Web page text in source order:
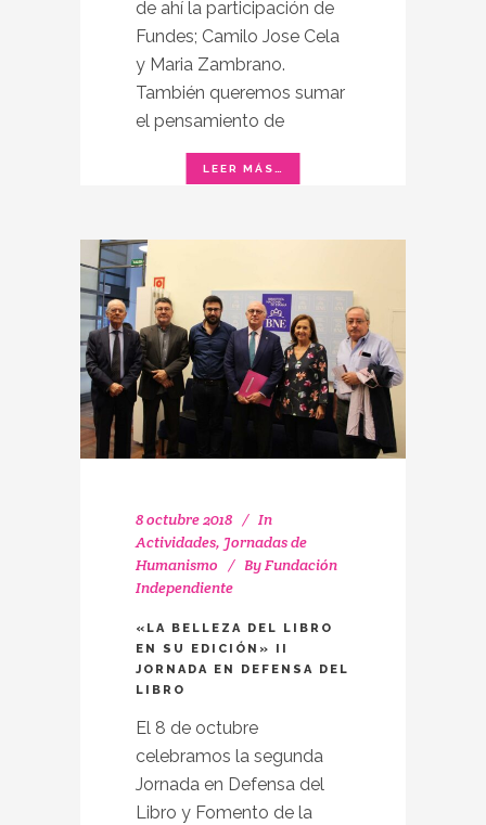
de ahí la participación de
Fundes; Camilo Jose Cela
y Maria Zambrano.
También queremos sumar
el pensamiento de
8 octubre 2018
In
Actividades, Jornadas de
Humanismo
ByFundación
Independiente
«LA BELLEZA DEL LIBRO
EN SU EDICIÓN» II
JORNADA EN DEFENSA DEL
LIBRO
El 8 de octubre
celebramos la segunda
Jornada en Defensa del
Libro y Fomento de la